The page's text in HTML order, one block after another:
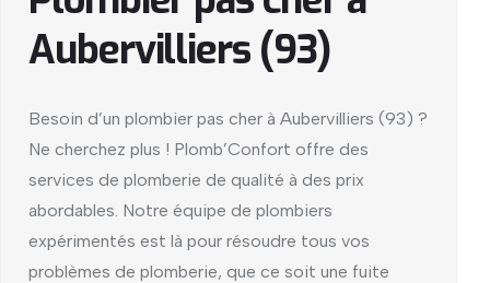
Aubervilliers (93)
Besoin d’un plombier pas cher à Aubervilliers (93) ?
Ne cherchez plus ! Plomb’Confort offre des
services de plomberie de qualité à des prix
abordables. Notre équipe de plombiers
expérimentés est là pour résoudre tous vos
problèmes de plomberie, que ce soit une fuite